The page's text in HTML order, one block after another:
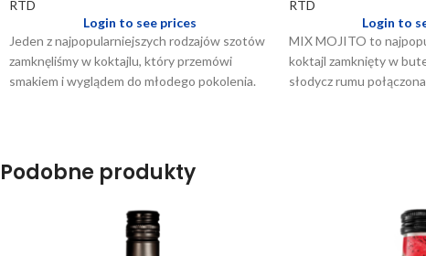
RTD
Login to see prices
Jeden z najpopularniejszych rodzajów szotów
zamknęliśmy w koktajlu, który przemówi
smakiem i wyglądem do młodego pokolenia.
cytrusowym aromatem, zachwycą
podniebienia młodzieży, zaś wygląd butelki
się na każdej imprezie.
RTD
Login to
MIX MOJITO to
koktajl zamknięty w
słodycz rumu
Podobne produkty